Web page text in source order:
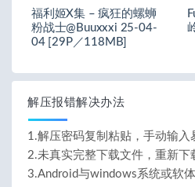
福利姬X集 – 疯狂的螺蛳
粉战士@Buuxxxi 25-04-
04 [29P／118MB]
解压报错解决办法
1.解压密码复制粘贴，手动输入
2.未真实完整下载文件，重新下
3.Android与windows系统或软